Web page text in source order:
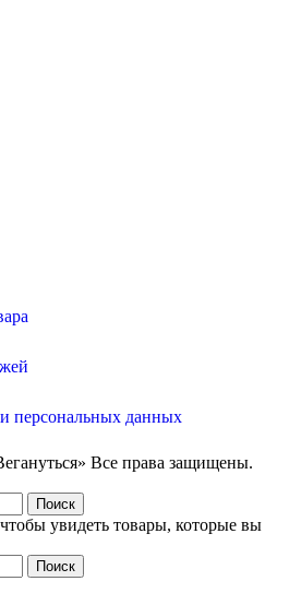
персональных данных
Все права защищены.
Поиск
увидеть товары, которые вы
Поиск